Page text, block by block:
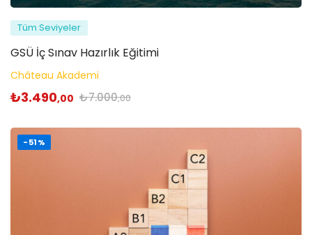
Tüm Seviyeler
GSÜ İç Sınav Hazırlık Eğitimi
Château Akademi
₺3.490,00 ₺7.000,00
-51%